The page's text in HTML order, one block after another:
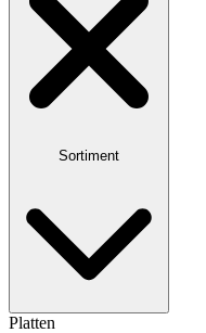
Sortiment
Platten